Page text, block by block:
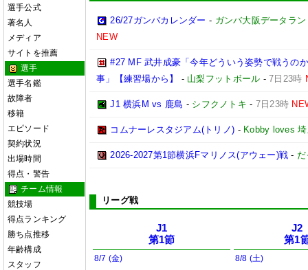
選手公式
著名人
メディア
サイトを推薦
選手
選手名鑑
故障者
移籍
エピソード
契約状況
出場時間
得点・警告
チーム情報
競技場
得点ランキング
勝ち点推移
年齢構成
スタッフ
26/27ガンバカレンダー - ガンバ大阪データラ
NEW
#27 MF 武井成豪「今年どういう姿勢で戦うの
事」【練習場から】
- 山梨フットボール -7日23時
J1 横浜M vs 鹿島 - シフクノトキ - 7日23時
コムナーレスタジアム(トリノ) - Kobby loves
2026-2027第1節横浜Fマリノス(アウェー)戦 -
リーグ戦
J1
第1節
8/7 (金)
J2
第1
8/8 (土)